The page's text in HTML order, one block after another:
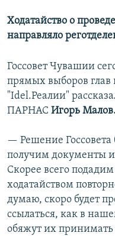
Все сайты РСЕ/РС
Ходатайство о
направляло
Госсовет Чувашии
прямых выборов глав
"Idel.Реалии"
ПАРНАС Игорь Малов.
— Решение
получим документы
Скорее всего
ходатайством
думаю, скоро будет
ссылаться, как в
обяжут их